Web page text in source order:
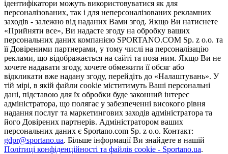
ідентифікатори можуть використовуватися як для
персоналізованих, так і для неперсоналізованих рекламних
заходів - залежно від наданих Вами згод. Якщо Ви натиснете
«Прийняти все», Ви надасте згоду на обробку ваших
персональних даних компанією SPORTANO.COM Sp. z o.o. та
її Довіреними партнерами, у тому числі на персоналізацію
реклами, що відображається на сайті та поза ним. Якщо Ви не
хочете надавати згоду, хочете обмежити її обсяг або
відкликати вже надану згоду, перейдіть до «Налаштувань». У
тій мірі, в якій файли cookie міститимуть Ваші персональні
дані, підставою для їх обробки буде законний інтерес
адміністратора, що полягає у забезпеченні високого рівня
надання послуг та маркетингових заходів адміністратора та
його Довірених партнерів. Адміністратором ваших
персональних даних є Sportano.com Sp. z o.o. Контакт:
gdpr@sportano.ua. Більше інформації Ви знайдете в нашій
Політиці конфіденційності та файлів cookie - Sportano.ua.